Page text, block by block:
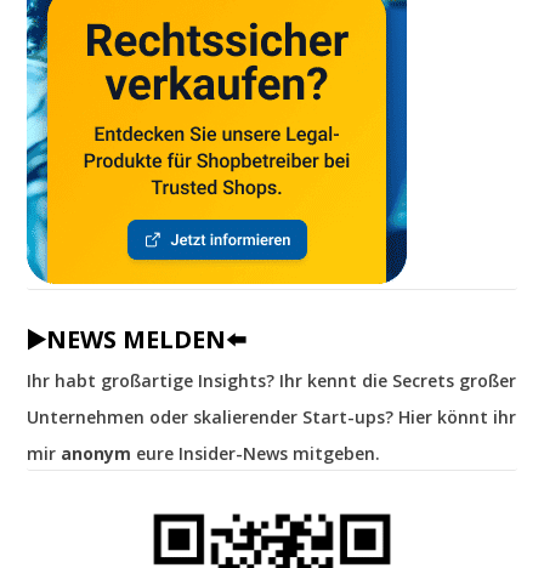
▶️NEWS MELDEN⬅️
Ihr habt großartige Insights? Ihr kennt die Secrets großer
Unternehmen oder skalierender Start-ups? Hier könnt ihr
mir anonym eure Insider-News mitgeben.